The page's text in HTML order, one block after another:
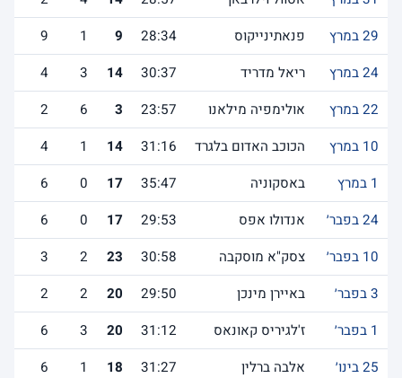
29 במרץ
פנאתינייקוס 28:34
9
1
9
24 במרץ
ריאל מדריד 30:37
14
3
4
22 במרץ
אולימפיה מילאנו 23:57
3
6
2
10 במרץ
הכוכב האדום בלגרד 31:16
14
1
4
1 במרץ
באסקוניה 35:47
17
0
6
24 בפבר׳
אנדולו אפס 29:53
17
0
6
10 בפבר׳
צסק"א מוסקבה 30:58
23
2
3
3 בפבר׳
באיירן מינכן 29:50
20
2
2
1 בפבר׳
ז'לגיריס קאונאס 31:12
20
3
6
25 בינו׳
אלבה ברלין 31:27
18
1
6